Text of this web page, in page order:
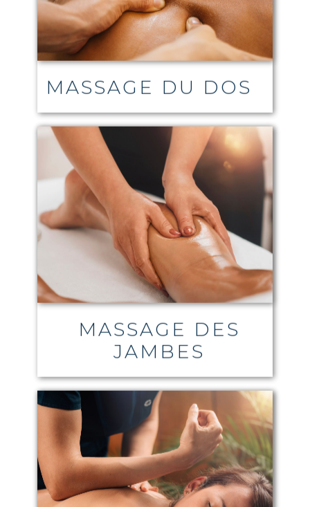
MASSAGE DU DOS
MASSAGE DES
JAMBES